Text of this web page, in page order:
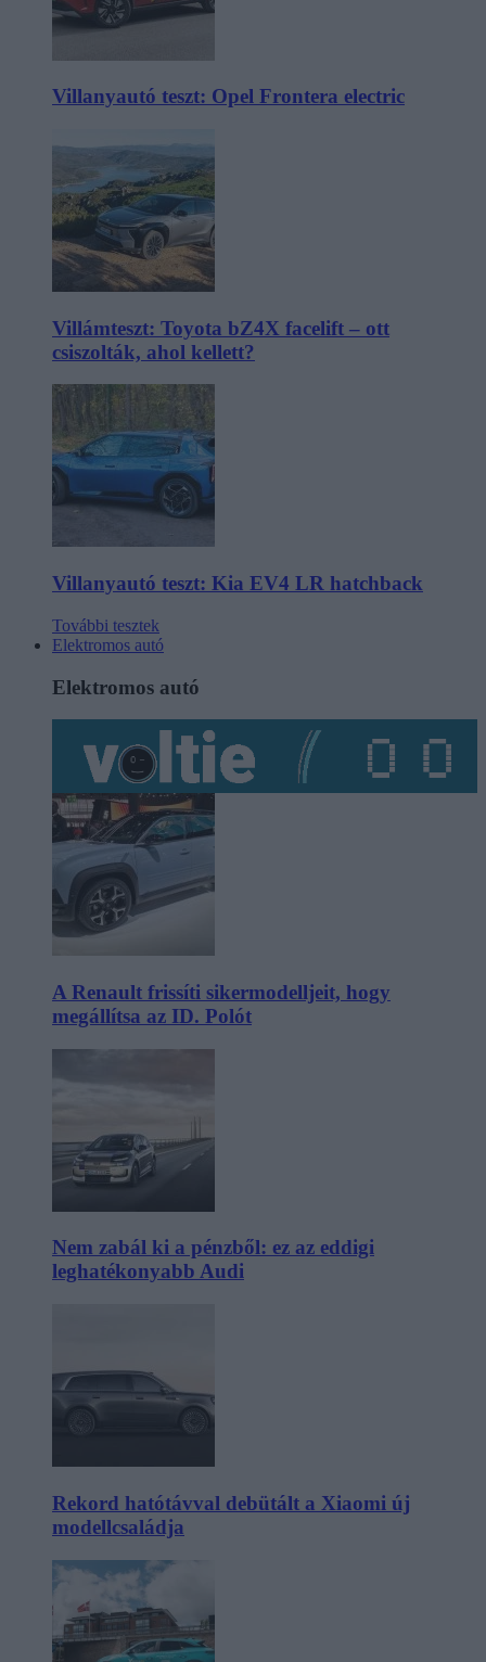
Villanyautó teszt: Opel Frontera electric
Villámteszt: Toyota bZ4X facelift – ott
csiszolták, ahol kellett?
Villanyautó teszt: Kia EV4 LR hatchback
További tesztek
Elektromos autó
Elektromos autó
A Renault frissíti sikermodelljeit, hogy
megállítsa az ID. Polót
Nem zabál ki a pénzből: ez az eddigi
leghatékonyabb Audi
Rekord hatótávval debütált a Xiaomi új
modellcsaládja